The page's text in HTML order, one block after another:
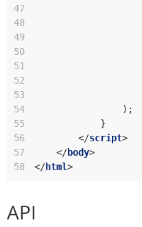
47
48
49
50
51
52
53
54
);
55
}
56
</script>
57
</body>
58
</html>
API